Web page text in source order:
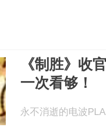
《制胜》收
一次看够！
永不消逝的电波